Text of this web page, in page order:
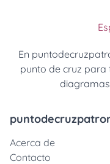
En
punto de cruz para
Acerca de
Contacto